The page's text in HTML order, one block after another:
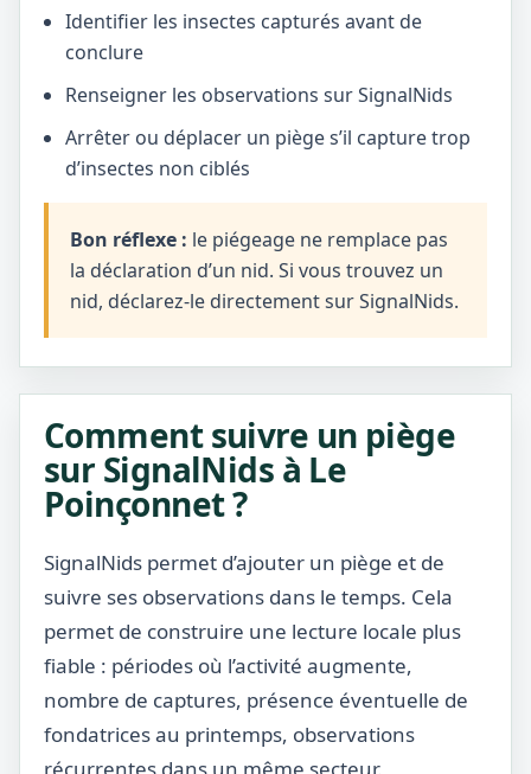
Identifier les insectes capturés avant de
conclure
Renseigner les observations sur SignalNids
Arrêter ou déplacer un piège s’il capture trop
d’insectes non ciblés
Bon réflexe : le piégeage ne remplace pas
la déclaration d’un nid. Si vous trouvez un
nid, déclarez-le directement sur SignalNids.
Comment suivre un piège
sur SignalNids à Le
Poinçonnet ?
SignalNids permet d’ajouter un piège et de
suivre ses observations dans le temps. Cela
permet de construire une lecture locale plus
fiable : périodes où l’activité augmente,
nombre de captures, présence éventuelle de
fondatrices au printemps, observations